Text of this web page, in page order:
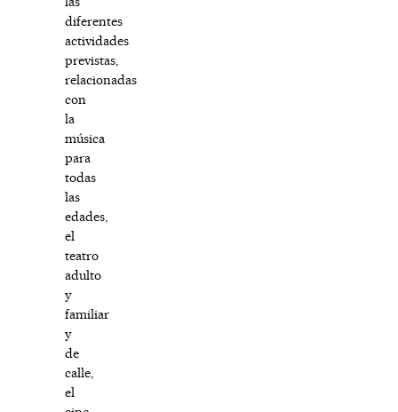
diferentes
actividades
previstas,
relacionadas
con
la
música
para
todas
las
edades,
el
teatro
adulto
y
familiar
y
de
calle,
el